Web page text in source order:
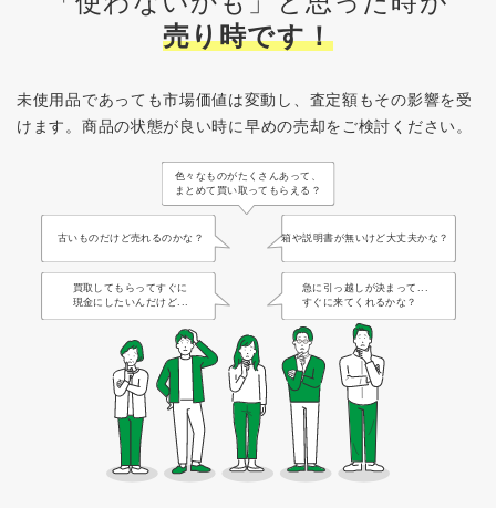
売り時です！
未使用品であっても市場価値は変動し、査定額もその影響を受
けます。 商品の状態が良い時に早めの売却をご検討ください。
色々なものがたくさんあって、
まとめて買い取ってもらえる？
古いものだけど売れるのかな？ 箱や説明書が無いけど大丈夫かな？
買取してもらってすぐに
現金にしたいんだけど...
急に引っ越しが決まって...
すぐに来てくれるかな？